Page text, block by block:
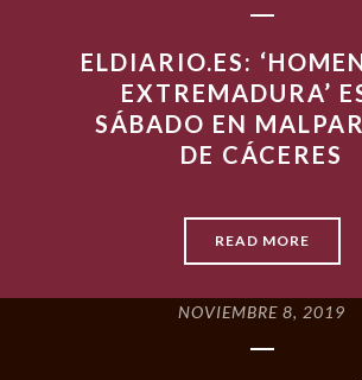
ELDIARIO.ES:
EXTREMADURA’
SÁBADO EN
DE CÁCERES
READ MORE
NOVIEMBRE 8, 2019